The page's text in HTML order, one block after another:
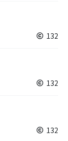
132
132
132